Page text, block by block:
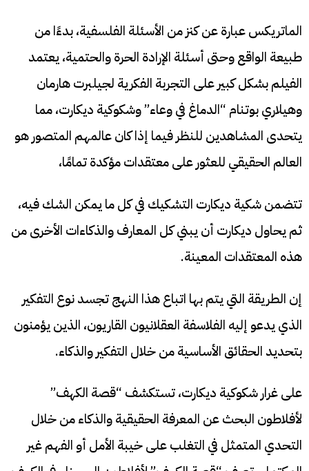
الماتريكس عبارة عن كنز من الأسئلة الفلسفية، بدءًا من
طبيعة الواقع وحتى أسئلة الإرادة الحرة والحتمية، يعتمد
الفيلم بشكل كبير على التجربة الفكرية لجيلبرت هارمان
وهيلاري بوتنام “الدماغ في وعاء” وشكوكية ديكارت، مما
يتحدى المشاهدين للنظر فيما إذا كان عالمهم المتصور هو
العالم الحقيقي للعثور على معتقدات مؤكدة تمامًا،
تتضمن شكية ديكارت التشكيك في كل ما يمكن الشك فيه،
ثم يحاول ديكارت أن يبني كل المعارف والذكاءات الأخرى من
هذه المعتقدات المعينة.
إن الطريقة التي يتم بها اتباع هذا النهج تجسد نوع التفكير
الذي يدعو إليه الفلاسفة العقلانيون القاريون، الذين يؤمنون
بتحديد الحقائق الأساسية من خلال التفكير والذكاء.
على غرار شكوكية ديكارت، تستكشف “قصة الكهف”
لأفلاطون البحث عن المعرفة الحقيقية والذكاء من خلال
التحدي المتمثل في التغلب على خيبة الأمل أو الفهم غير